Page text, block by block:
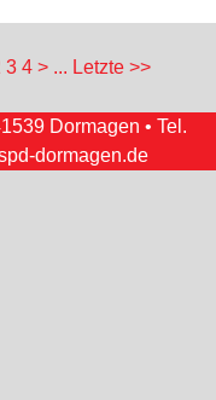
3 4 > ... Letzte >>
Dormagen • Tel.
dormagen.de